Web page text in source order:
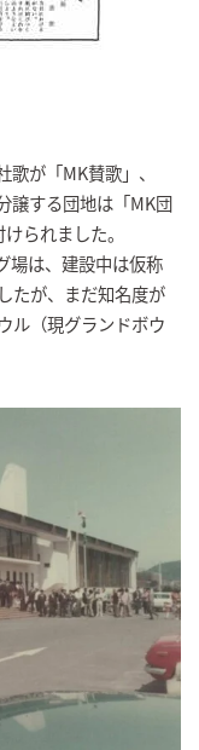
が「MK賛歌」、
譲する団地は「MK団
られました。
場は、建設中は仮称
たが、まだ知名度が
ル（現グランドボウ